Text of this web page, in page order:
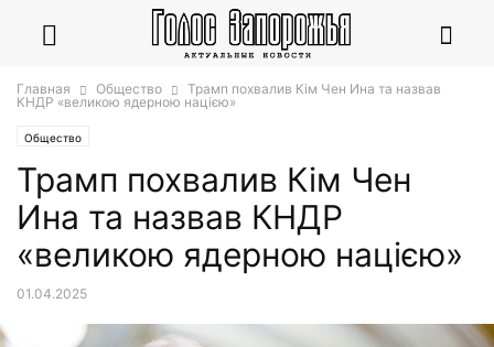
Главная Общество
Трамп похвалив Кім Чен Ина та назвав
КНДР «великою ядерною нацією»
Общество
Трамп похвалив Кім Чен
Ина та назвав КНДР
«великою ядерною нацією»
01.04.2025